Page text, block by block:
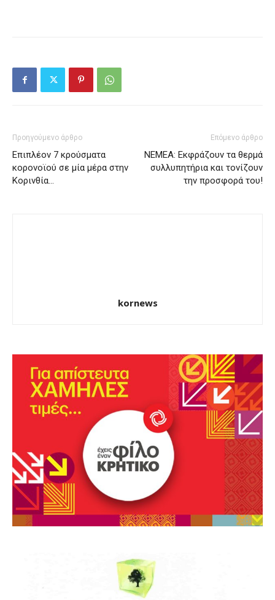
Προηγούμενο άρθρο
Επιπλέον 7 κρούσματα
κορονοϊού σε μία μέρα στην
Κορινθία…
Επόμενο άρθρο
ΝΕΜΕΑ: Εκφράζουν τα θερμά
συλλυπητήρια και τονίζουν
την προσφορά του!
kornews